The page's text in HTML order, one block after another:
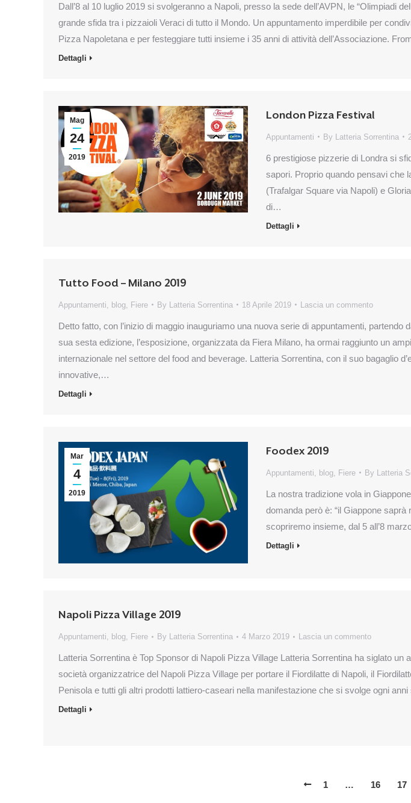
Dall’8 al 10 luglio 2019 si svolgeranno a Napoli, presso la sede dell’AVPN, le “Olimpiadi
grande sfida tra i pizzaioli Veraci di tutto il Mondo. Un appuntamento imperdibile per
Pizza Napoletana e per festeggiare tutti insieme i 35 anni di attività dell’Associazione.
Dettagli
Mag
24
2019
London Pizza Festival
Appuntamenti By Latteria Sorrentina
6 prestigiose pizzerie di Londra si
sapori. Proprio quando pensavi che
(Trafalgar Square via Napoli) e
di…
Dettagli
Tutto Food – Milano 2019
Appuntamenti blog Fiere By Latteria Sorrentina 18 Aprile 2019 Lascia un commento
Detto fatto, con l’inizio di maggio inauguriamo una nuova serie di appuntamenti, partendo
sua sesta edizione, l’esposizione, organizzata da Fiera Milano, ha ormai raggiunto un
internazionale nel settore del food and beverage. Latteria Sorrentina, con il suo bagaglio
innovative,…
Dettagli
Mar
4
2019
Foodex 2019
Appuntamenti blog Fiere By Latteria
La nostra tradizione vola in
domanda però è: “il Giappone
scopriremo insieme, dal 5 all’8
Dettagli
Napoli Pizza Village 2019
Appuntamenti, blog, Fiere By Latteria Sorrentina 4 Marzo 2019 Lascia un commento
Latteria Sorrentina è Top Sponsor di Napoli Pizza Village Latteria Sorrentina ha siglato un
società organizzatrice del Napoli Pizza Village per portare il Fiordilatte di Napoli, il
Penisola e tutti gli altri prodotti lattiero-caseari nella manifestazione che si svolge ogni
Dettagli
1 … 16 17